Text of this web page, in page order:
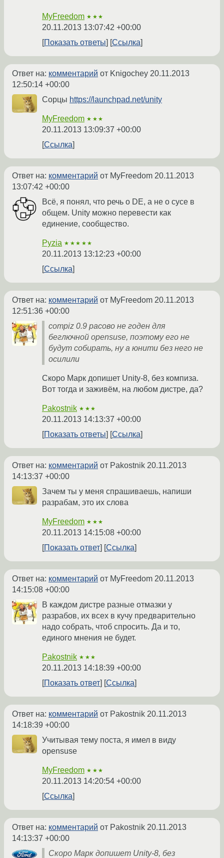
MyFreedom ★★★
20.11.2013 13:07:42 +00:00
Показать ответы
Ссылка
Ответ на: комментарий от Knigochey 20.11.2013
12:50:14 +00:00
Сорцы https://launchpad.net/unity
MyFreedom ★★★
20.11.2013 13:09:37 +00:00
Ссылка
Ответ на: комментарий от MyFreedom 20.11.2013
13:07:42 +00:00
Всё, я понял, что речь о DE, а не о сусе в
общем. Unity можно перевести как
единение, сообщество.
Pyzia ★★★★★
20.11.2013 13:12:23 +00:00
Ссылка
Ответ на: комментарий от MyFreedom 20.11.2013
12:51:36 +00:00
compiz 0.9 расово не годен для
беглючной opensuse, поэтому его не
будут собирать, ну а юнити без него не
осилили
Скоро Марк допишет Unity-8, без компиза.
Вот тогда и заживём, на любом дистре, да?
Pakostnik ★★★
20.11.2013 14:13:37 +00:00
Показать ответы
Ссылка
Ответ на: комментарий от Pakostnik 20.11.2013
14:13:37 +00:00
Зачем ты у меня спрашиваешь, напиши
разрабам, это их слова
MyFreedom ★★★
20.11.2013 14:15:08 +00:00
Показать ответ
Ссылка
Ответ на: комментарий от MyFreedom 20.11.2013
14:15:08 +00:00
В каждом дистре разные отмазки у
разрабов, их всех в кучу предварительно
надо собрать, чтоб спросить. Да и то,
единого мнения не будет.
Pakostnik ★★★
20.11.2013 14:18:39 +00:00
Показать ответ
Ссылка
Ответ на: комментарий от Pakostnik 20.11.2013
14:18:39 +00:00
Учитывая тему поста, я имел в виду
opensuse
MyFreedom ★★★
20.11.2013 14:20:54 +00:00
Ссылка
Ответ на: комментарий от Pakostnik 20.11.2013
14:13:37 +00:00
Скоро Марк допишет Unity-8, без